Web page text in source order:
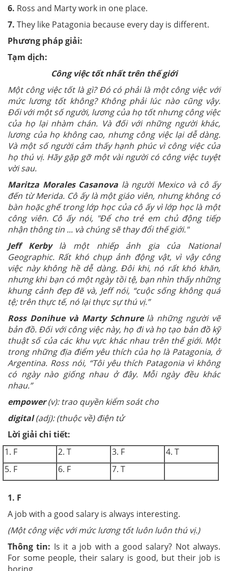
6. Ross and Marty work in one place.
7. They like Patagonia because every day is different.
Phương pháp giải:
Tạm dịch:
Công việc tốt nhất trên thế giới
Một công việc tốt là gì? Đó có phải là một công việc với
mức lương tốt không? Không phải lúc nào cũng vậy.
Đối với một số người, lương của họ tốt nhưng công việc
của họ lại nhàm chán. Và đối với những người khác,
lương của họ không cao, nhưng công việc lại dễ dàng.
Và một số người cảm thấy hạnh phúc vì công việc của
họ thú vị. Hãy gặp gỡ một vài người có công việc tuyệt
vời sau.
Maritza Morales Casanova là người Mexico và cô ấy
đến từ Merida. Cô ấy là một giáo viên, nhưng không có
bàn hoặc ghế trong lớp học của cô ấy vì lớp học là một
công viên. Cô ấy nói, "Để cho trẻ em chủ động tiếp
nhận thông tin ... và chúng sẽ thay đổi thế giới."
Jeff Kerbylà một nhiếp ảnh gia của National
Geographic. Rất khó chụp ảnh động vật, vì vậy công
việc này không hề dễ dàng. Đôi khi, nó rất khó khăn,
nhưng khi bạn có một ngày tồi tệ, bạn nhìn thấy những
khung cảnh đẹp đẽ và, Jeff nói, “cuộc sống không quá
tệ; trên thực tế, nó lại thực sự thú vị.”
Ross Donihue và Marty Schnurelà những người vẽ
bản đồ. Đối với công việc này, họ đi và họ tạo bản đồ kỹ
thuật số của các khu vực khác nhau trên thế giới. Một
trong những địa điểm yêu thích của họ là Patagonia, ở
Argentina. Ross nói, “Tôi yêu thích Patagonia vì không
có ngày nào giống nhau ở đây. Mỗi ngày đều khác
nhau.”
empower(v): trao quyền kiểm soát cho
digital(adj): (thuộc về) điện tử
Lời giải chi tiết:
1. F
2. T 3. F
4. T
5. F
6. F 7. T
1. F
A job with a good salary is always interesting.
(Một công việc với mức lương tốt luôn luôn thú vị.)
Thông tin: Is it a job with a good salary? Not always.
For some people, their salary is good, but their job is